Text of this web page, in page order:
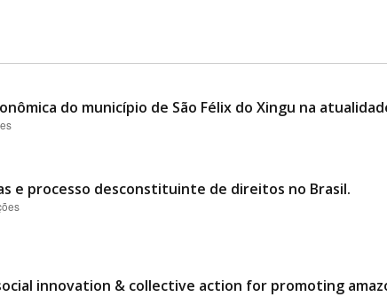
do município de São Félix do Xingu na
e processo desconstituinte de direitos no Brasil.
innovation & collective action for promoting